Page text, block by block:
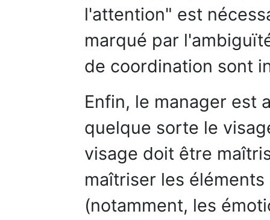
l'attention" est
marqué par
de coordination sont
Enfin, le manager est
quelque sorte le
visage doit être
maîtriser les
(notamment, les